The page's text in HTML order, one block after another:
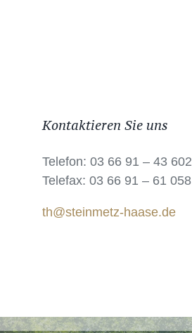
Kontaktieren Sie uns
Telefon: 03 66 91 – 43 602
Telefax: 03 66 91 – 61 058
th@steinmetz-haase.de